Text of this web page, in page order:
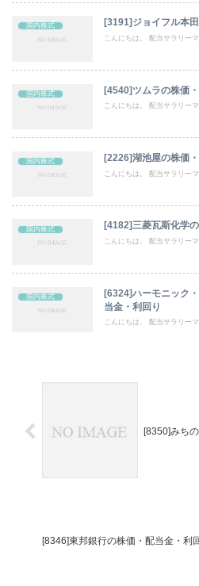
国内株式 [3191]ジョイフル本
こんにちは。 配当サラリー
国内株式 [4540]ツムラの株価
こんにちは。 配当サラリー
国内株式 [2226]湖池屋の株価
こんにちは。 配当サラリー
国内株式 [4182]三菱瓦斯化学
こんにちは。 配当サラリー
国内株式
[6324]ハーモニック
当金・利回り
こんにちは。 配当サラリー
[8350]みち
[8346]東邦銀行の株価・配当金・利